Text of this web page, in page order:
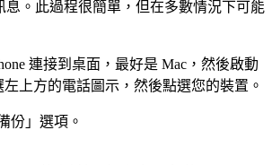
息。此過程很簡單，但在多數情況下可能
連接到桌面，最好是 Mac，然後啟動
左上方的電話圖示，然後點選您的裝置。
份」選項。